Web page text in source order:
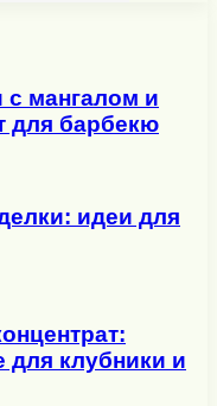
с мангалом и
для барбекю
идеи для
клубники и